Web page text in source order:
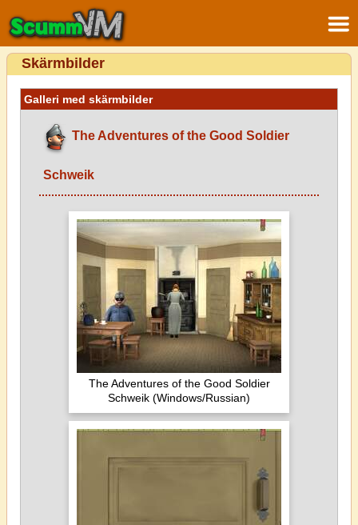
Skärmbilder
Galleri med skärmbilder
The Adventures of the Good Soldier
Schweik
The Adventures of the Good Soldier
Schweik (Windows/Russian)